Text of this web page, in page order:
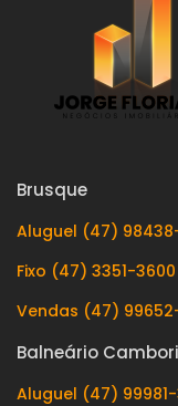
Brusque
Aluguel (47)
Fixo (47) 3351-3600
Vendas (47)
Balneário
Aluguel (47)